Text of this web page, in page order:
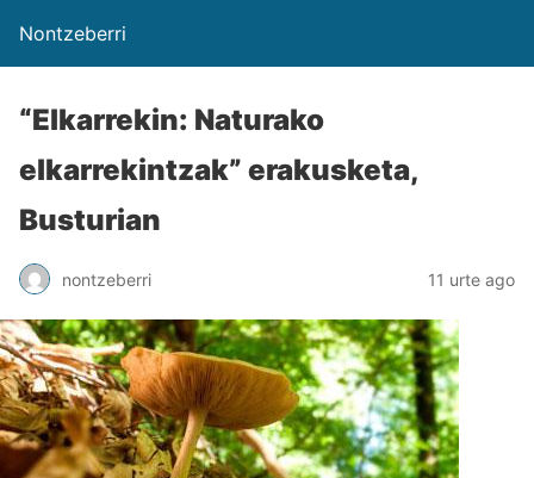
Nontzeberri
“Elkarrekin: Naturako
elkarrekintzak” erakusketa,
Busturian
nontzeberri 11 urte ago